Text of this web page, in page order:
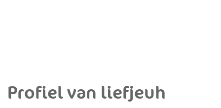
Profiel van liefjeuh